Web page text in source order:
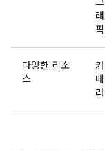
래
픽
다양한 리소
스
카
메
라